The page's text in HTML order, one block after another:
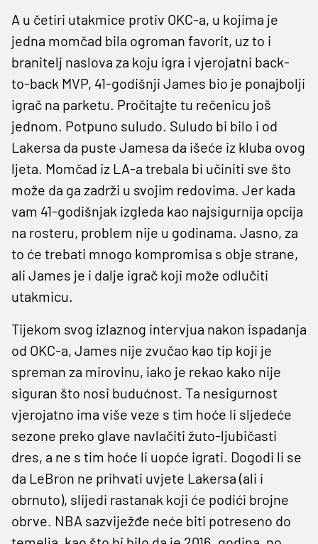
A u četiri utakmice protiv OKC-a, u kojima je
jedna momčad bila ogroman favorit, uz to i
branitelj naslova za koju igra i vjerojatni back-
to-back MVP, 41-godišnji James bio je ponajbolji
igrač na parketu. Pročitajte tu rečenicu još
jednom. Potpuno suludo. Suludo bi bilo i od
Lakersa da puste Jamesa da išeće iz kluba ovog
ljeta. Momčad iz LA-a trebala bi učiniti sve što
može da ga zadrži u svojim redovima. Jer kada
vam 41-godišnjak izgleda kao najsigurnija opcija
na rosteru, problem nije u godinama. Jasno, za
to će trebati mnogo kompromisa s obje strane,
ali James je i dalje igrač koji može odlučiti
utakmicu.
Tijekom svog izlaznog intervjua nakon ispadanja
od OKC-a, James nije zvučao kao tip koji je
spreman za mirovinu, iako je rekao kako nije
siguran što nosi budućnost. Ta nesigurnost
vjerojatno ima više veze s tim hoće li sljedeće
sezone preko glave navlačiti žuto-ljubičasti
dres, a ne s tim hoće li uopće igrati. Dogodi li se
da LeBron ne prihvati uvjete Lakersa (ali i
obrnuto), slijedi rastanak koji će podići brojne
obrve. NBA sazviježđe neće biti potreseno do